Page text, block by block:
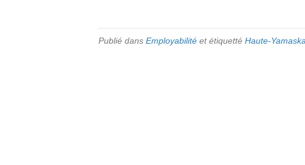
Publié dans Employabilité et étiquetté Haute-Yamaska